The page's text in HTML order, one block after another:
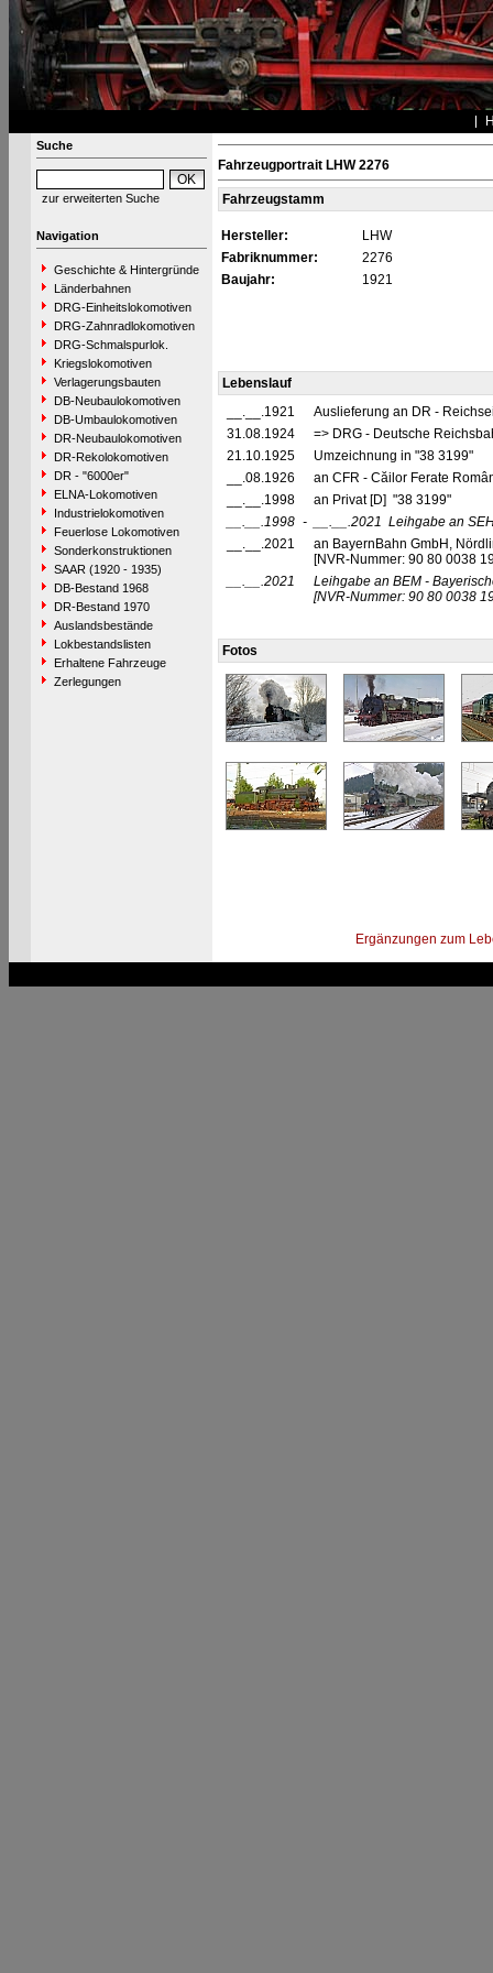
Suche
zur erweiterten Suche
Navigation
Geschichte & Hintergründe
Länderbahnen
DRG-Einheitslokomotiven
DRG-Zahnradlokomotiven
DRG-Schmalspurlok.
Kriegslokomotiven
Verlagerungsbauten
DB-Neubaulokomotiven
DB-Umbaulokomotiven
DR-Neubaulokomotiven
DR-Rekolokomotiven
DR - "6000er"
ELNA-Lokomotiven
Industrielokomotiven
Feuerlose Lokomotiven
Sonderkonstruktionen
SAAR (1920 - 1935)
DB-Bestand 1968
DR-Bestand 1970
Auslandsbestände
Lokbestandslisten
Erhaltene Fahrzeuge
Zerlegungen
Fahrzeugportrait LHW 2276
Fahrzeugstamm
Hersteller:
LHW
Fabriknummer:
2276
Baujahr:
1921
Lebenslauf
__.__.1921
Auslieferung an DR -
31.08.1924
=> DRG - Deutsche
21.10.1925
Umzeichnung in "38 3199"
__.08.1926
an CFR - Căilor Ferate
__.__.1998
an Privat [D] "38 3199"
__.__.1998 - __.__.2021 Leihgabe an
__.__.2021
an BayernBahn GmbH,
[NVR-Nummer: 90 80 0038
__.__.2021
Leihgabe an BEM -
[NVR-Nummer: 90 80 0038
Fotos
Ergänzungen zum